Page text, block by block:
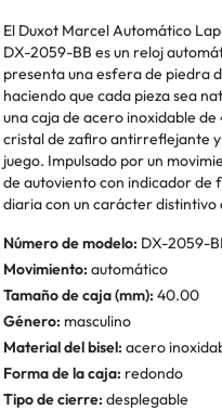
El Duxot Marcel Automático
DX-2059-BB es un reloj
presenta una esfera de piedra
haciendo que cada pieza sea
una caja de acero inoxidable
cristal de zafiro antirreflejante
juego. Impulsado por un
de autoviento con indicador de
diaria con un carácter distintivo
Número de modelo: DX-2059-
Movimiento: automático
Tamaño de caja (mm): 40.00
Género: masculino
Material del bisel: acero
Forma de la caja: redondo
Tipo de cierre: desplegable